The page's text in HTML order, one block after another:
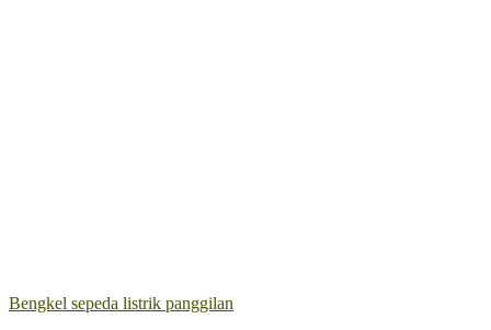
Bengkel sepeda listrik panggilan